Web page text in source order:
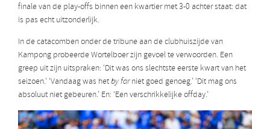
finale van de play-offs binnen een kwartier met 3-0 achter staat: dat
is pas echt uitzonderlijk.
In de catacomben onder de tribune aan de clubhuiszijde van
Kampong probeerde Wortelboer zijn gevoel te verwoorden. Een
greep uit zijn uitspraken: ‘Dit was ons slechtste eerste kwart van het
seizoen.’ ‘Vandaag was hetby farniet goed genoeg.’ ‘Dit mag ons
absoluut niet gebeuren.’ En: ‘Een verschrikkelijke offday.’